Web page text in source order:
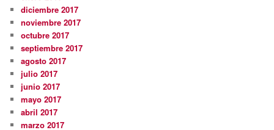
diciembre 2017
noviembre 2017
octubre 2017
septiembre 2017
agosto 2017
julio 2017
junio 2017
mayo 2017
abril 2017
marzo 2017